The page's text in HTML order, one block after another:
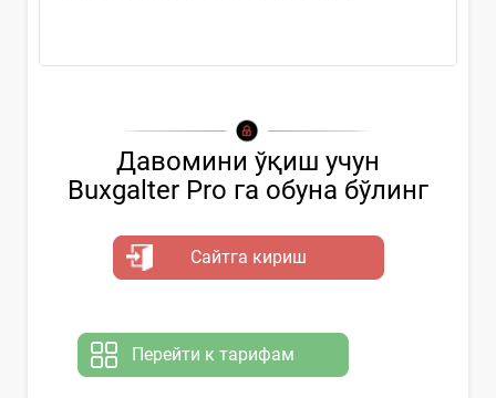
Давомини ўқиш учун
Buxgalter Pro га обуна бўлинг
Сайтга кириш
Перейти к тарифам